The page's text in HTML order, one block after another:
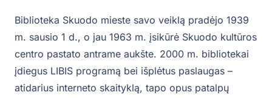
Biblioteka Skuodo mieste savo veiklą pradėjo 1939
m. sausio 1 d., o jau 1963 m. įsikūrė Skuodo kultūros
centro pastato antrame aukšte. 2000 m. bibliotekai
įdiegus LIBIS programą bei išplėtus paslaugas –
atidarius interneto skaityklą, tapo opus patalpų